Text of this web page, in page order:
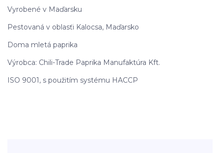
Vyrobené v Maďarsku
Pestovaná v oblasťi Kalocsa, Maďarsko
Doma mletá paprika
Výrobca: Chili-Trade Paprika Manufaktúra Kft.
ISO 9001, s použitím systému HACCP